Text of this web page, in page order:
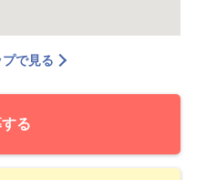
で見る
る